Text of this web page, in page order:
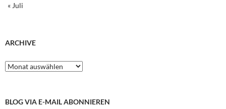
« Juli
ARCHIVE
Archive
BLOG VIA E-MAIL ABONNIEREN